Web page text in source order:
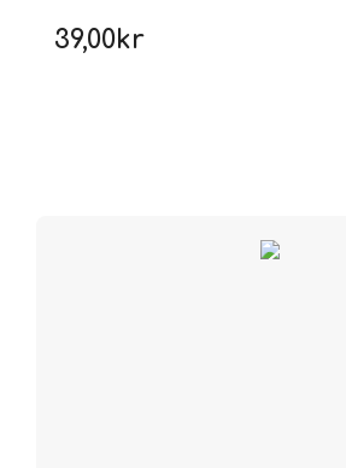
39,00kr